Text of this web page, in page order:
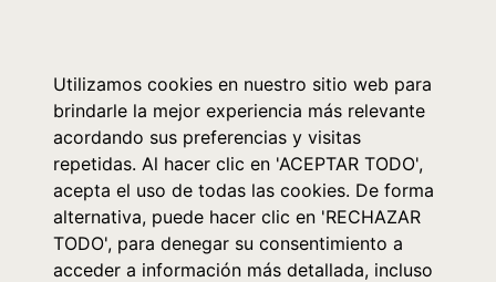
Utilizamos cookies en nuestro sitio web para
brindarle la mejor experiencia más relevante
acordando sus preferencias y visitas
repetidas. Al hacer clic en 'ACEPTAR TODO',
acepta el uso de todas las cookies. De forma
alternativa, puede hacer clic en 'RECHAZAR
TODO', para denegar su consentimiento a
acceder a información más detallada, incluso